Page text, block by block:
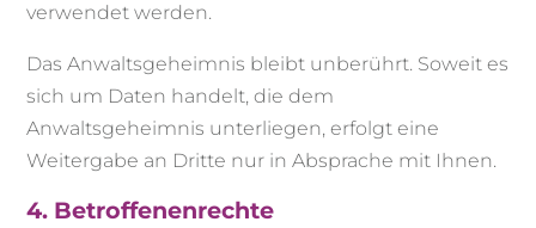
verwendet werden.
Das Anwaltsgeheimnis bleibt unberührt. Soweit es
sich um Daten handelt, die dem
Anwaltsgeheimnis unterliegen, erfolgt eine
Weitergabe an Dritte nur in Absprache mit Ihnen.
4. Betroffenenrechte